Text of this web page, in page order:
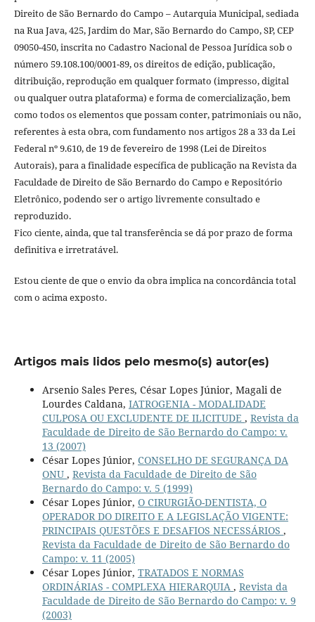
Direito de São Bernardo do Campo – Autarquia Municipal, sediada
na Rua Java, 425, Jardim do Mar, São Bernardo do Campo, SP, CEP
09050-450, inscrita no Cadastro Nacional de Pessoa Jurídica sob o
número 59.108.100/0001-89, os direitos de edição, publicação,
ditribuição, reprodução em qualquer formato (impresso, digital
ou qualquer outra plataforma) e forma de comercialização, bem
como todos os elementos que possam conter, patrimoniais ou não,
referentes à esta obra, com fundamento nos artigos 28 a 33 da Lei
Federal nº 9.610, de 19 de fevereiro de 1998 (Lei de Direitos
Autorais), para a finalidade específica de publicação na Revista da
Faculdade de Direito de São Bernardo do Campo e Repositório
Eletrônico, podendo ser o artigo livremente consultado e
reproduzido.
Fico ciente, ainda, que tal transferência se dá por prazo de forma
definitiva e irretratável.
Estou ciente de que o envio da obra implica na concordância total
com o acima exposto.
Artigos mais lidos pelo mesmo(s) autor(es)
Arsenio Sales Peres, César Lopes Júnior, Magali de
Lourdes Caldana, IATROGENIA - MODALIDADE
CULPOSA OU EXCLUDENTE DE ILICITUDE , Revista da
Faculdade de Direito de São Bernardo do Campo: v.
13 (2007)
César Lopes Júnior, CONSELHO DE SEGURANÇA DA
ONU , Revista da Faculdade de Direito de São
Bernardo do Campo: v. 5 (1999)
César Lopes Júnior, O CIRURGIÃO-DENTISTA, O
OPERADOR DO DIREITO E A LEGISLAÇÃO VIGENTE:
PRINCIPAIS QUESTÕES E DESAFIOS NECESSÁRIOS ,
Revista da Faculdade de Direito de São Bernardo do
Campo: v. 11 (2005)
César Lopes Júnior, TRATADOS E NORMAS
ORDINÁRIAS - COMPLEXA HIERARQUIA , Revista da
Faculdade de Direito de São Bernardo do Campo: v. 9
(2003)